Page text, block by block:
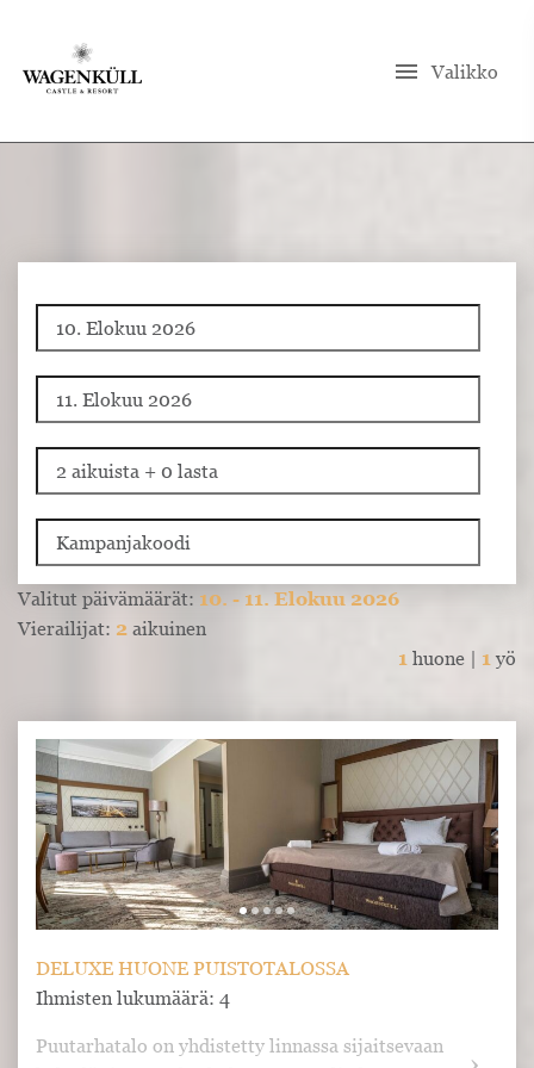
menu Valikko
Valitut päivämäärät: 10. - 11. Elokuu 2026
Vierailijat: 2 aikuinen
1 huone | 1 yö
DELUXE HUONE PUISTOTALOSSA
Ihmisten lukumäärä: 4
Puutarhatalo on yhdistetty linnassa sijaitsevaan